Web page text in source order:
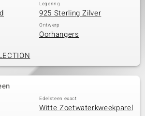
Legering
925 Sterling Zilver
Ontwerp
Oorhangers
Edelsteen exact
Witte Zoetwaterkweekparel